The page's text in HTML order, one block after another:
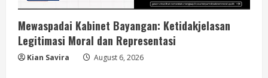
Mewaspadai Kabinet Bayangan: Ketidakjelasan
Legitimasi Moral dan Representasi
Kian Savira August 6, 2026